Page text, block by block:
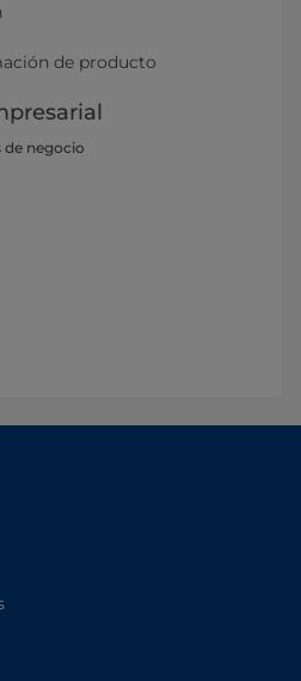
de producto
de negocio